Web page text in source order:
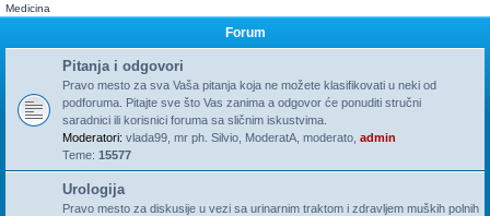
Medicina
Forum
Pitanja i odgovori
Pravo mesto za sva Vaša pitanja koja ne možete klasifikovati u neki od
podforuma. Pitajte sve što Vas zanima a odgovor će ponuditi stručni
saradnici ili korisnici foruma sa sličnim iskustvima.
Moderatori: vlada99 mr ph. Silvio ModeratA moderato admin
Teme: 15577
Urologija
Pravo mesto za diskusije u vezi sa urinarnim traktom i zdravljem muških polnih